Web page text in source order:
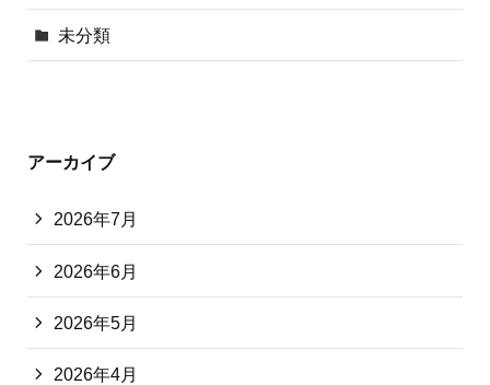
未分類
アーカイブ
2026年7月
2026年6月
2026年5月
2026年4月